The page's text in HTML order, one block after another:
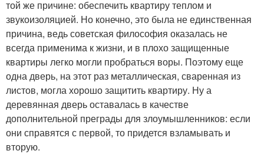
той же причине: обеспечить квартиру теплом и
звукоизоляцией. Но конечно, это была не единственная
причина, ведь советская философия оказалась не
всегда применима к жизни, и в плохо защищенные
квартиры легко могли пробраться воры. Поэтому еще
одна дверь, на этот раз металлическая, сваренная из
листов, могла хорошо защитить квартиру. Ну а
деревянная дверь оставалась в качестве
дополнительной преграды для злоумышленников: если
они справятся с первой, то придется взламывать и
вторую.